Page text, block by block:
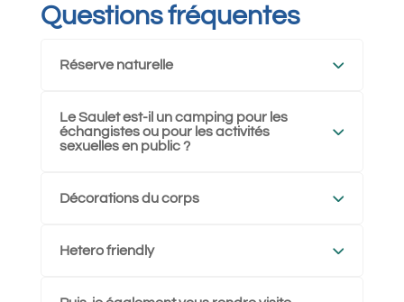
Questions fréquentes
Réserve naturelle
Le Saulet est-il un camping pour les
échangistes ou pour les activités
sexuelles en public ?
Décorations du corps
Hetero friendly